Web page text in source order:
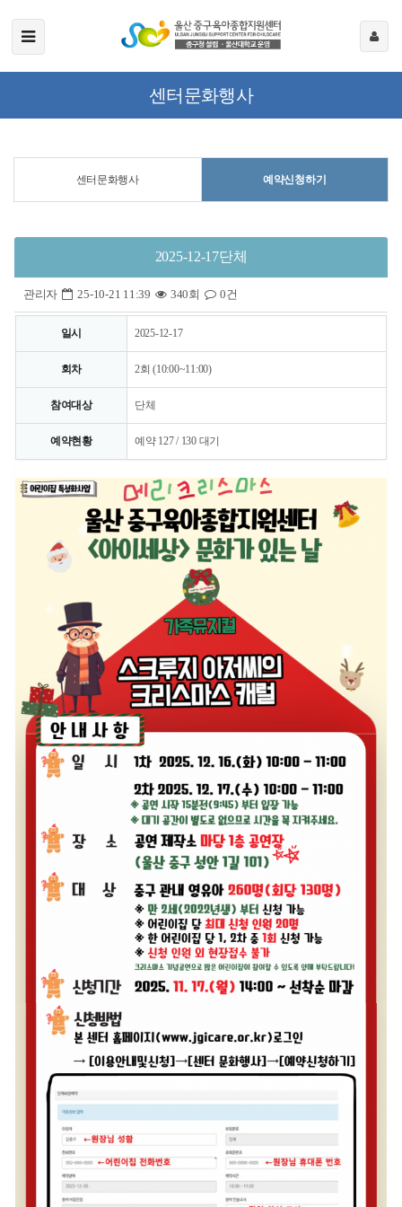
센터문화행사
센터문화행사 예약신청하기
2025-12-17단체
관리자 25-10-21 11:39 340회 0건
일시 2025-12-17
회차 2회 (10:00~11:00)
참여대상 단체
예약현황 예약 127 / 130 대기